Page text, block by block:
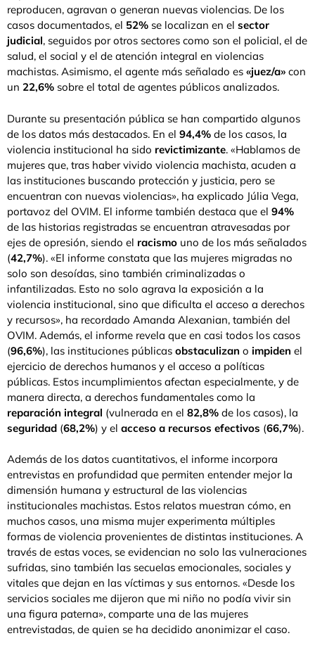
reproducen, agravan o generan nuevas violencias. De los
casos documentados, el 52% se localizan en el sector
judicial, seguidos por otros sectores como son el policial, el de
salud, el social y el de atención integral en violencias
machistas. Asimismo, el agente más señalado es «juez/a» con
un 22,6% sobre el total de agentes públicos analizados.
Durante su presentación pública se han compartido algunos
de los datos más destacados. En el 94,4% de los casos, la
violencia institucional ha sido revictimizante. «Hablamos de
mujeres que, tras haber vivido violencia machista, acuden a
las instituciones buscando protección y justicia, pero se
encuentran con nuevas violencias», ha explicado Júlia Vega,
portavoz del OVIM. El informe también destaca que el 94%
de las historias registradas se encuentran atravesadas por
ejes de opresión, siendo el racismo uno de los más señalados
(42,7%). «El informe constata que las mujeres migradas no
solo son desoídas, sino también criminalizadas o
infantilizadas. Esto no solo agrava la exposición a la
violencia institucional, sino que dificulta el acceso a derechos
y recursos», ha recordado Amanda Alexanian, también del
OVIM. Además, el informe revela que en casi todos los casos
(96,6%), las instituciones públicas obstaculizan o impiden el
ejercicio de derechos humanos y el acceso a políticas
públicas. Estos incumplimientos afectan especialmente, y de
manera directa, a derechos fundamentales como la
reparación integral (vulnerada en el 82,8% de los casos), la
seguridad (68,2%) y el acceso a recursos efectivos (66,7%).
Además de los datos cuantitativos, el informe incorpora
entrevistas en profundidad que permiten entender mejor la
dimensión humana y estructural de las violencias
institucionales machistas. Estos relatos muestran cómo, en
muchos casos, una misma mujer experimenta múltiples
formas de violencia provenientes de distintas instituciones. A
través de estas voces, se evidencian no solo las vulneraciones
sufridas, sino también las secuelas emocionales, sociales y
vitales que dejan en las víctimas y sus entornos. «Desde los
servicios sociales me dijeron que mi niño no podía vivir sin
una figura paterna», comparte una de las mujeres
entrevistadas, de quien se ha decidido anonimizar el caso.